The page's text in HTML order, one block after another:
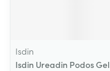
Isdin
Isdin Ureadin Podos Gel